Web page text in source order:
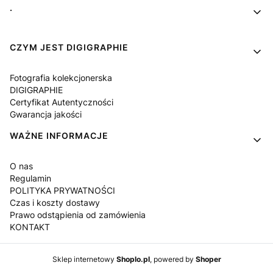
Linki w stopce
.
CZYM JEST DIGIGRAPHIE
Fotografia kolekcjonerska
DIGIGRAPHIE
Certyfikat Autentyczności
Gwarancja jakości
WAŻNE INFORMACJE
O nas
Regulamin
POLITYKA PRYWATNOŚCI
Czas i koszty dostawy
Prawo odstąpienia od zamówienia
KONTAKT
Sklep internetowy Shoplo.pl, powered by Shoper